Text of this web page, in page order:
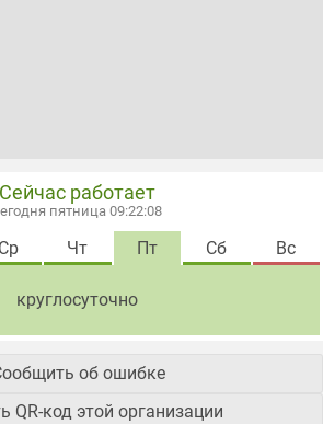
Сейчас работает
пятница 09:22:09
Ср Чт Пт Сб Вс
круглосуточно
об ошибке
QR-код этой организации